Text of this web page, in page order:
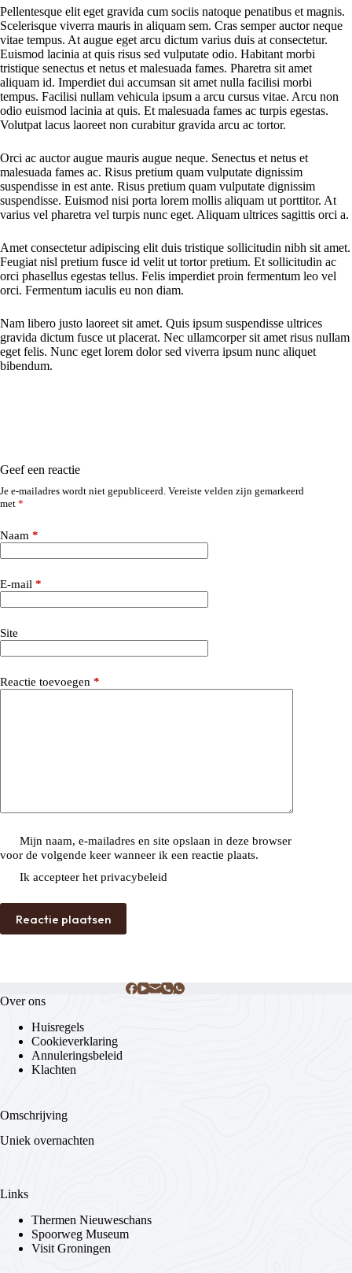
Pellentesque elit eget gravida cum sociis natoque penatibus et magnis.
Scelerisque viverra mauris in aliquam sem. Cras semper auctor neque
vitae tempus. At augue eget arcu dictum varius duis at consectetur.
Euismod lacinia at quis risus sed vulputate odio. Habitant morbi
tristique senectus et netus et malesuada fames. Pharetra sit amet
aliquam id. Imperdiet dui accumsan sit amet nulla facilisi morbi
tempus. Facilisi nullam vehicula ipsum a arcu cursus vitae. Arcu non
odio euismod lacinia at quis. Et malesuada fames ac turpis egestas.
Volutpat lacus laoreet non curabitur gravida arcu ac tortor.
Orci ac auctor augue mauris augue neque. Senectus et netus et
malesuada fames ac. Risus pretium quam vulputate dignissim
suspendisse in est ante. Risus pretium quam vulputate dignissim
suspendisse. Euismod nisi porta lorem mollis aliquam ut porttitor. At
varius vel pharetra vel turpis nunc eget. Aliquam ultrices sagittis orci a.
Amet consectetur adipiscing elit duis tristique sollicitudin nibh sit amet.
Feugiat nisl pretium fusce id velit ut tortor pretium. Et sollicitudin ac
orci phasellus egestas tellus. Felis imperdiet proin fermentum leo vel
orci. Fermentum iaculis eu non diam.
Nam libero justo laoreet sit amet. Quis ipsum suspendisse ultrices
gravida dictum fusce ut placerat. Nec ullamcorper sit amet risus nullam
eget felis. Nunc eget lorem dolor sed viverra ipsum nunc aliquet
bibendum.
Geef een reactie
Je e-mailadres wordt niet gepubliceerd. Vereiste velden zijn gemarkeerd
met *
Naam *
E-mail *
Site
Reactie toevoegen *
Mijn naam, e-mailadres en site opslaan in deze browser
voor de volgende keer wanneer ik een reactie plaats.
Ik accepteer hetprivacybeleid
Reactie plaatsen
Over ons
Huisregels
Cookieverklaring
Annuleringsbeleid
Klachten
Omschrijving
Uniek overnachten
Links
Thermen Nieuweschans
Spoorweg Museum
Visit Groningen